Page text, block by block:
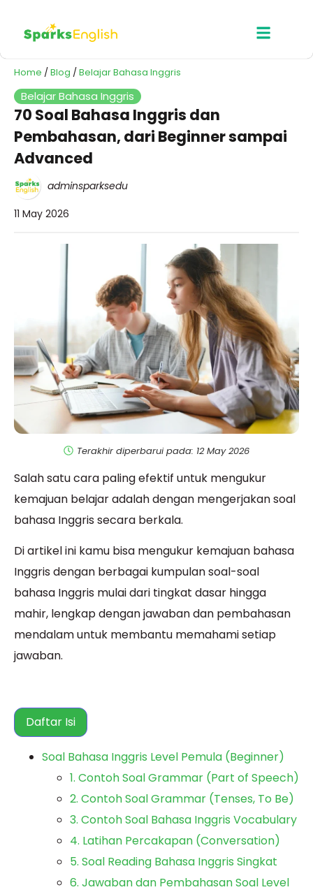
Home /Blog /Belajar Bahasa Inggris
Belajar Bahasa Inggris
70 Soal Bahasa Inggris dan
Pembahasan, dari Beginner sampai
Advanced
adminsparksedu
11 May 2026
Terakhir diperbarui pada: 12 May 2026
Salah satu cara paling efektif untuk mengukur
kemajuan belajar adalah dengan mengerjakan soal
bahasa Inggris secara berkala.
Di artikel ini kamu bisa mengukur kemajuan bahasa
Inggris dengan berbagai kumpulan soal-soal
bahasa Inggris mulai dari tingkat dasar hingga
mahir, lengkap dengan jawaban dan pembahasan
mendalam untuk membantu memahami setiap
jawaban.
Daftar Isi
Soal Bahasa Inggris Level Pemula (Beginner)
1. Contoh Soal Grammar (Part of Speech)
2. Contoh Soal Grammar (Tenses, To Be)
3. Contoh Soal Bahasa Inggris Vocabulary
4. Latihan Percakapan (Conversation)
5. Soal Reading Bahasa Inggris Singkat
6. Jawaban dan Pembahasan Soal Level